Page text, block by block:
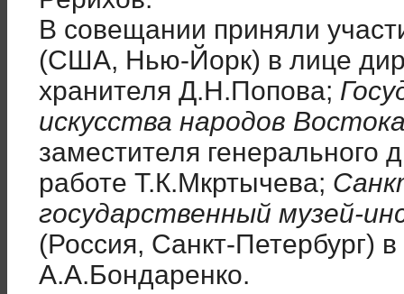
В совещании приняли
(США, Нью-Йорк) в лице
хранителя Д.Н.Попова;
искусства народов
заместителя генерального
работе Т.К.Мкртычева;
государственный музей-
(Россия, Санкт-Петербург)
А.А.Бондаренко.